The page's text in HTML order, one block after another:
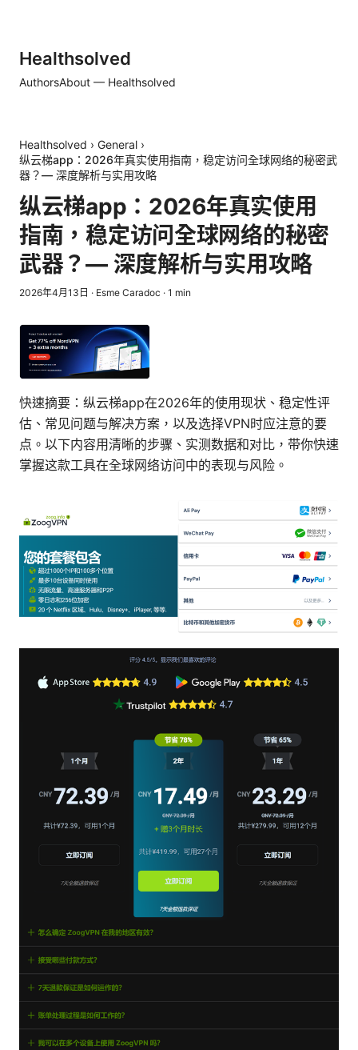
Healthsolved
AuthorsAbout — Healthsolved
Healthsolved › General ›
纵云梯app：2026年真实使用指南，稳定访问全球网络的秘密武
器？— 深度解析与实用攻略
纵云梯app：2026年真实使用
指南，稳定访问全球网络的秘密
武器？— 深度解析与实用攻略
2026年4月13日 · Esme Caradoc · 1 min
快速摘要：纵云梯app在2026年的使用现状、稳定性评
估、常见问题与解决方案，以及选择VPN时应注意的要
点。以下内容用清晰的步骤、实测数据和对比，带你快速
掌握这款工具在全球网络访问中的表现与风险。